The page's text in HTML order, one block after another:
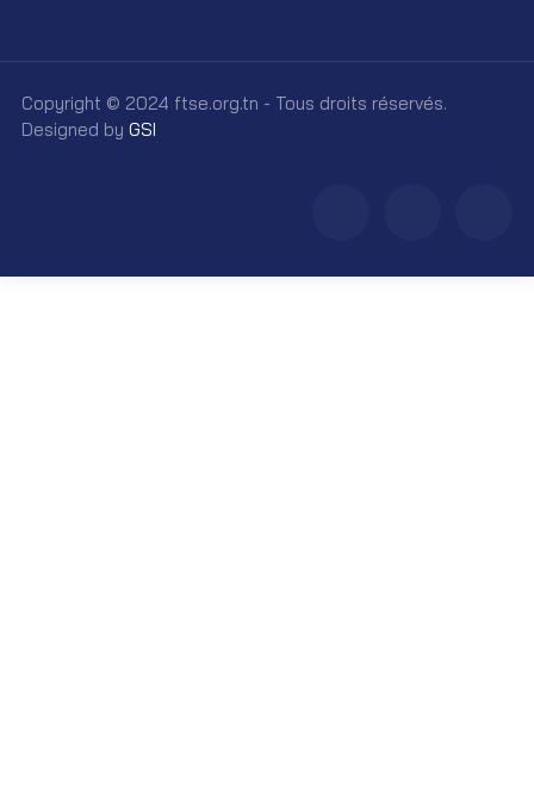
Copyright © 2024 ftse.org.tn - Tous droits réservés.
Designed by GSI